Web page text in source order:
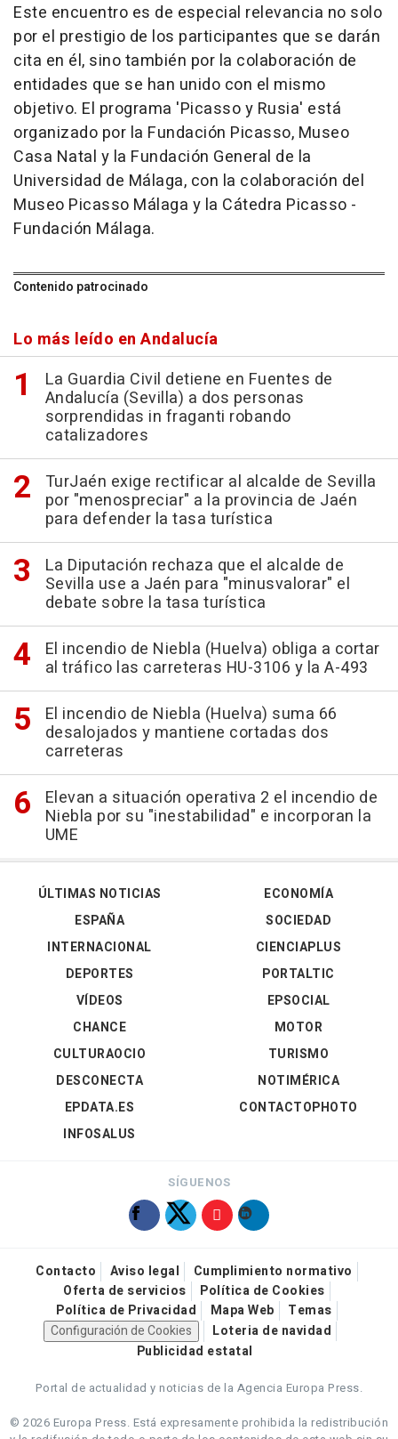
Este encuentro es de especial relevancia no solo
por el prestigio de los participantes que se darán
cita en él, sino también por la colaboración de
entidades que se han unido con el mismo
objetivo. El programa 'Picasso y Rusia' está
organizado por la Fundación Picasso, Museo
Casa Natal y la Fundación General de la
Universidad de Málaga, con la colaboración del
Museo Picasso Málaga y la Cátedra Picasso -
Fundación Málaga.
Contenido patrocinado
Lo más leído en Andalucía
La Guardia Civil detiene en Fuentes de
Andalucía (Sevilla) a dos personas
sorprendidas in fraganti robando
catalizadores
TurJaén exige rectificar al alcalde de Sevilla
por "menospreciar" a la provincia de Jaén
para defender la tasa turística
La Diputación rechaza que el alcalde de
Sevilla use a Jaén para "minusvalorar" el
debate sobre la tasa turística
El incendio de Niebla (Huelva) obliga a cortar
al tráfico las carreteras HU-3106 y la A-493
El incendio de Niebla (Huelva) suma 66
desalojados y mantiene cortadas dos
carreteras
Elevan a situación operativa 2 el incendio de
Niebla por su "inestabilidad" e incorporan la
UME
ÚLTIMAS NOTICIAS
ESPAÑA
INTERNACIONAL
DEPORTES
VÍDEOS
ECONOMÍA
SOCIEDAD
CIENCIAPLUS
PORTALTIC
EPSOCIAL
CHANCE
CULTURAOCIO
DESCONECTA
EPDATA.ES
INFOSALUS
MOTOR
TURISMO
NOTIMÉRICA
CONTACTOPHOTO
SÍGUENOS
Contacto Aviso legal
Cumplimiento normativo
Oferta de servicios
Política de Cookies
Política de Privacidad
Mapa Web
Temas
Configuración de Cookies
Loteria de navidad
Publicidad estatal
Portal de actualidad y noticias de la Agencia Europa Press.
© 2026 Europa Press. Está expresamente prohibida la redistribución